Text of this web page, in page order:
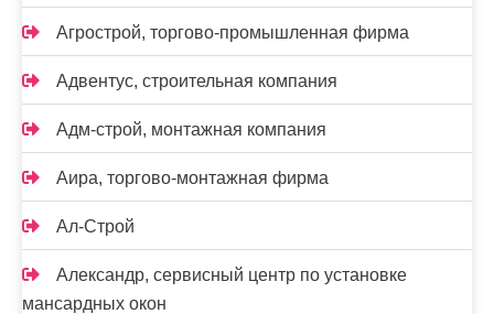
Агрострой, торгово-промышленная фирма
Адвентус, строительная компания
Адм-строй, монтажная компания
Аира, торгово-монтажная фирма
Ал-Строй
Александр, сервисный центр по установке
мансардных окон